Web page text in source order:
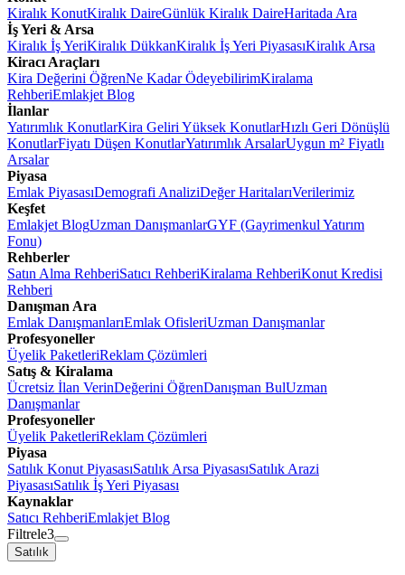
Kiralık KonutKiralık DaireGünlük Kiralık DaireHaritada Ara
İş Yeri & Arsa
Kiralık İş YeriKiralık DükkanKiralık İş Yeri PiyasasıKiralık Arsa
Kiracı Araçları
Kira Değerini ÖğrenNe Kadar ÖdeyebilirimKiralama
RehberiEmlakjet Blog
İlanlar
Yatırımlık KonutlarKira Geliri Yüksek KonutlarHızlı Geri Dönüşlü
KonutlarFiyatı Düşen KonutlarYatırımlık ArsalarUygun m² Fiyatlı
Arsalar
Piyasa
Emlak PiyasasıDemografi AnaliziDeğer HaritalarıVerilerimiz
Keşfet
Emlakjet BlogUzman DanışmanlarGYF (Gayrimenkul Yatırım
Fonu)
Rehberler
Satın Alma RehberiSatıcı RehberiKiralama RehberiKonut Kredisi
Rehberi
Danışman Ara
Emlak DanışmanlarıEmlak OfisleriUzman Danışmanlar
Profesyoneller
Üyelik PaketleriReklam Çözümleri
Satış & Kiralama
Ücretsiz İlan VerinDeğerini ÖğrenDanışman BulUzman
Danışmanlar
Profesyoneller
Üyelik PaketleriReklam Çözümleri
Piyasa
Satılık Konut PiyasasıSatılık Arsa PiyasasıSatılık Arazi
PiyasasıSatılık İş Yeri Piyasası
Kaynaklar
Satıcı RehberiEmlakjet Blog
Filtrele3
Satılık